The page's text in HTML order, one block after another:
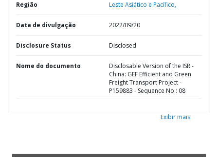
Região Leste Asiático e Pacífico,
Data de divulgação 2022/09/20
Disclosure Status Disclosed
Nome do documento
Disclosable Version of the ISR -
China: GEF Efficient and Green
Freight Transport Project -
P159883 - Sequence No : 08
Exibir mais